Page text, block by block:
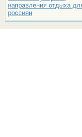
направления отдыха
россиян